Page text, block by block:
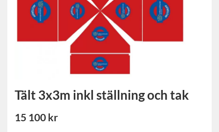
Tält 3x3m inkl ställning och tak
15 100 kr